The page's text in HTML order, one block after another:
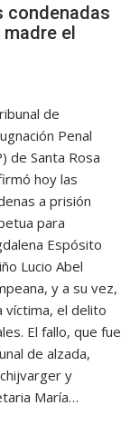
condenadas
el
de
Penal
de Santa Rosa
hoy las
a prisión
para
Espósito
Lucio Abel
y a su vez,
víctima, el delito
El fallo, que fue
de alzada,
y
María…